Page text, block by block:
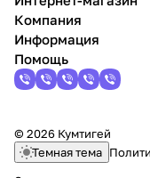
Компания
Информация
Помощь
© 2026 Кумтигей
Темная тема